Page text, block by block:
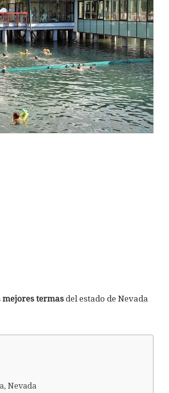
mejores termasdel estado de Nevada
Nevada